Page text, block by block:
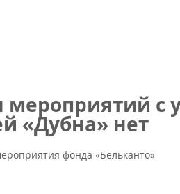
с
«Дубна» нет
фонда «Бельканто»